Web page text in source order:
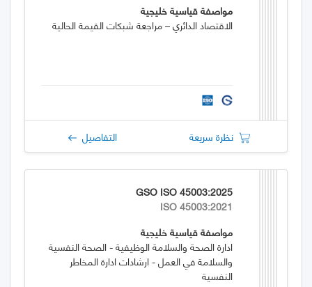
مواصفة قياسية خليجية
الاقتصاد الدائري – مراجعة شبكات القيمة الحالية
نظرة سريعة التفاصيل
GSO ISO 45003:2025
ISO 45003:2021
مواصفة قياسية خليجية
ادارة الصحة والسلامة الوظيفية - الصحة النفسية
والسلامة في العمل - ارشادات ادارة المخاطر
النفسية